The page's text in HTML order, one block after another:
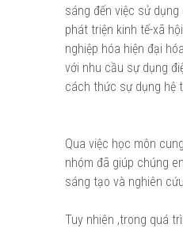
sáng đến việc sử
phát triện kinh tế-xã
nghiệp hóa hiện đại
với nhu cầu sự dụng
cách thức sự dụng hệ
Qua việc học môn
nhóm đã giúp chúng
sáng tạo và nghiên
Tuy nhiên ,trong quá